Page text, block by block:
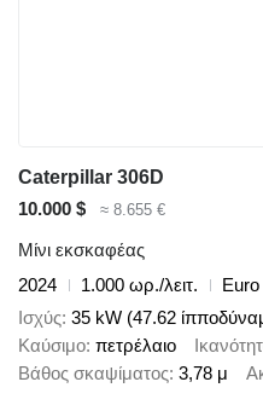
Caterpillar 306D
10.000 $
≈ 8.655 €
Μίνι εκσκαφέας
2024
1.000 ωρ./λειτ.
Euro
Ισχύς 35 kW (47.62
Καύσιμο πετρέλαιο
Βάθος σκαψίματος 3,78 μ